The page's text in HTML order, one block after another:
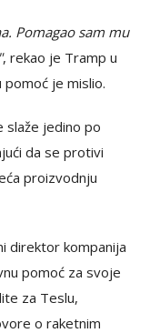
Pomagao sam mu
, rekao je Tramp u
pomoć je mislio.
slaže jedino po
da se protivi
proizvodnju
direktor kompanija
pomoć za svoje
za Teslu,
o raketnim